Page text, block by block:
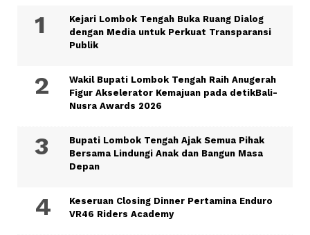
Kejari Lombok Tengah Buka Ruang Dialog
dengan Media untuk Perkuat Transparansi
Publik
Wakil Bupati Lombok Tengah Raih Anugerah
Figur Akselerator Kemajuan pada detikBali-
Nusra Awards 2026
Bupati Lombok Tengah Ajak Semua Pihak
Bersama Lindungi Anak dan Bangun Masa
Depan
Keseruan Closing Dinner Pertamina Enduro
VR46 Riders Academy